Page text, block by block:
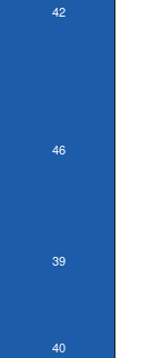
42
46
39
40